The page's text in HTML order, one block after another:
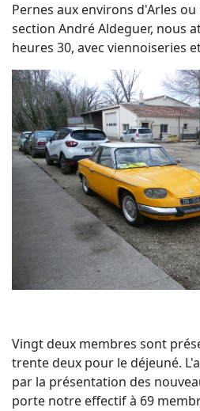
Pernes aux environs d'Arles
section André Aldeguer, nous
heures 30, avec viennoiseries
Vingt deux membres sont
trente deux pour le déjeuné.
par la présentation des
porte notre effectif à 69